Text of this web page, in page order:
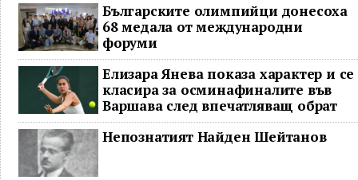
Българските олимпийци донесоха
68 медала от международни
форуми
Елизара Янева показа характер и се
класира за осминафиналите във
Варшава след впечатляващ обрат
Непознатият Найден Шейтанов